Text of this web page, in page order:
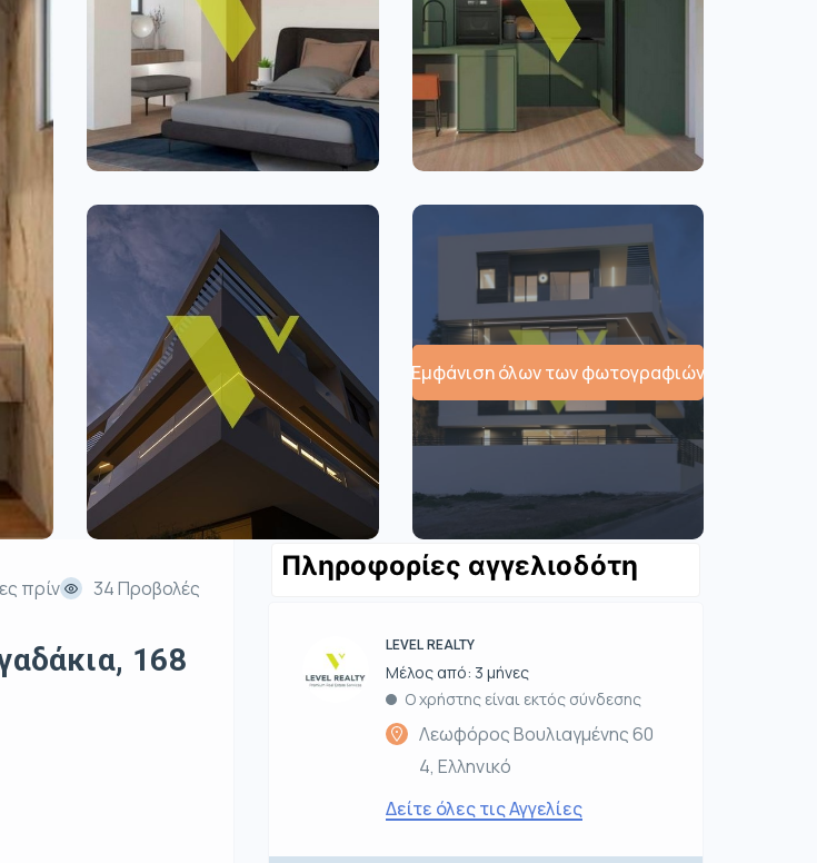
Εμφάνιση όλων των φωτογραφιών
πρίν 34 Προβολές
168
Πληροφορίες αγγελιοδότη
LEVEL REALTY
Μέλος από: 3 μήνες
Ο χρήστης είναι εκτός σύνδεσης
Λεωφόρος Βουλιαγμένης 60
4, Ελληνικό
Δείτε όλες τις Αγγελίες